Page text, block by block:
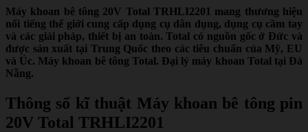
Máy khoan bê tông 20V Total TRHLI2201 mang thương hiệu
nổi tiếng thế giới cung cấp dụng cụ dân dụng, dụng cụ cầm tay
và các giải pháp, thiết bị an toàn. Total có nguồn gốc ở Đức và
được sản xuất tại Trung Quốc theo các tiêu chuẩn của Mỹ, EU
và Úc. Máy khoan bê tông Total. Đại lý máy khoan Total tại Đà
Nẵng.
Thông số kĩ thuật Máy khoan bê tông pin
20V Total TRHLI2201